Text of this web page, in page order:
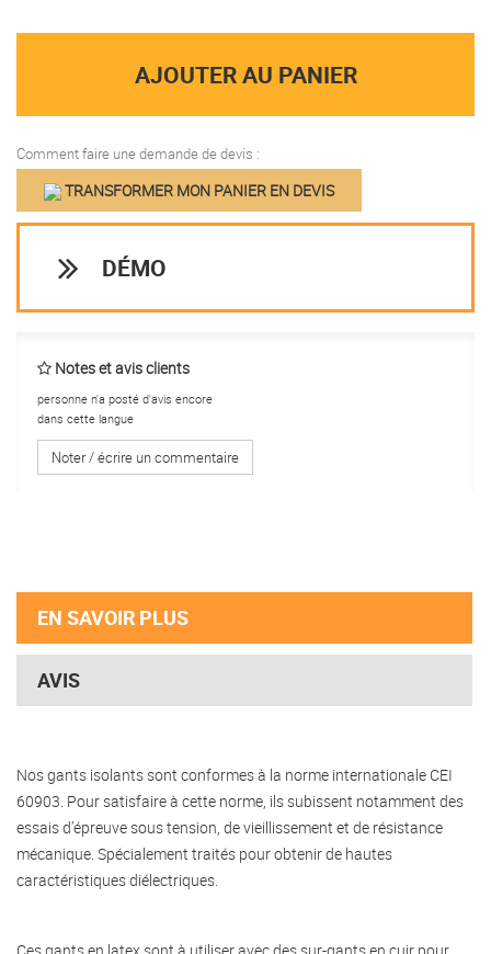
AJOUTER AU PANIER
Comment faire une demande de devis :
TRANSFORMER MON PANIER EN DEVIS
DÉMO
Notes et avis clients
personne n'a posté d'avis encore
dans cette langue
Noter / écrire un commentaire
EN SAVOIR PLUS
AVIS
Nos gants isolants sont conformes à la norme internationale CEI
60903. Pour satisfaire à cette norme, ils subissent notamment des
essais d’épreuve sous tension, de vieillissement et de résistance
mécanique. Spécialement traités pour obtenir de hautes
caractéristiques diélectriques.